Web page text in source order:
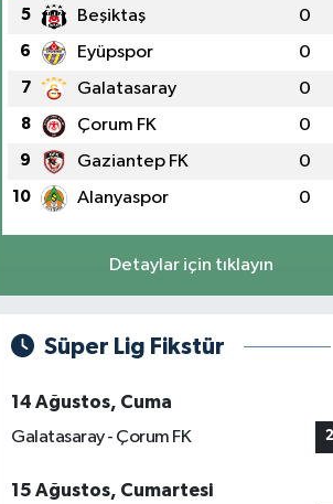
5 Beşiktaş 0
6 Eyüpspor 0
7 Galatasaray 0
8 Çorum FK 0
9 Gaziantep FK 0
10 Alanyaspor 0
Detaylar için tıklayın
Süper Lig Fikstür
14 Ağustos, Cuma
Galatasaray - Çorum FK
15 Ağustos, Cumartesi